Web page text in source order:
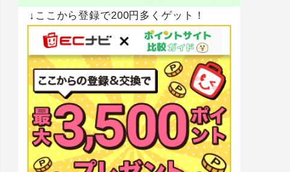
↓ここから登録で200円多くゲット！